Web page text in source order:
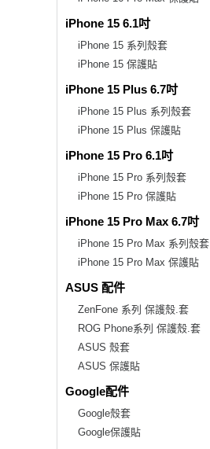
iPhone 15 6.1吋
iPhone 15 系列殼套
iPhone 15 保護貼
iPhone 15 Plus 6.7吋
iPhone 15 Plus 系列殼套
iPhone 15 Plus 保護貼
iPhone 15 Pro 6.1吋
iPhone 15 Pro 系列殼套
iPhone 15 Pro 保護貼
iPhone 15 Pro Max 6.7吋
iPhone 15 Pro Max 系列殼套
iPhone 15 Pro Max 保護貼
ASUS 配件
ZenFone 系列 保護殼.套
ROG Phone系列 保護殼.套
ASUS 殼套
ASUS 保護貼
Google配件
Google殼套
Google保護貼